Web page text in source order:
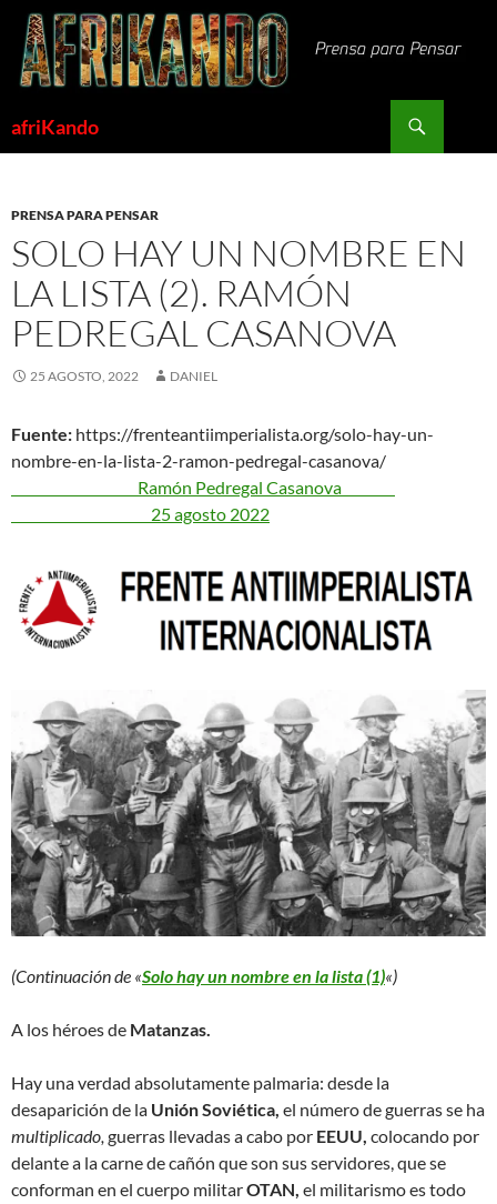
Saltar
contenido
afriKando
PRENSA PARA PENSAR
SOLO HAY UN NOMBRE EN
LA LISTA (2). RAMÓN
PEDREGAL CASANOVA
25 AGOSTO, 2022 DANIEL
Fuente: https://frenteantiimperialista.org/solo-hay-un-
nombre-en-la-lista-2-ramon-pedregal-casanova/
Ramón Pedregal Casanova
25 agosto 2022
(Continuación de «Solo hay un nombre en la lista (1)«)
A los héroes de Matanzas.
Hay una verdad absolutamente palmaria: desde la
desaparición de la Unión Soviética, el número de guerras se ha
multiplicado, guerras llevadas a cabo por EEUU, colocando por
delante a la carne de cañón que son sus servidores, que se
conforman en el cuerpo militarOTAN, el militarismo es todo